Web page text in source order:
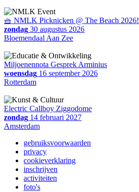
🧺 NMLK Picknicken @ The Beach 2026!
zondag 30 augustus 2026
Bloemendaal Aan Zee
Miljoenennota Gesprek Arminius
woensdag 16 september 2026
Rotterdam
Electric Callboy Ziggodome
zondag 14 februari 2027
Amsterdam
gebruiksvoorwaarden
privacy
cookieverklaring
inschrijven
activiteiten
foto's